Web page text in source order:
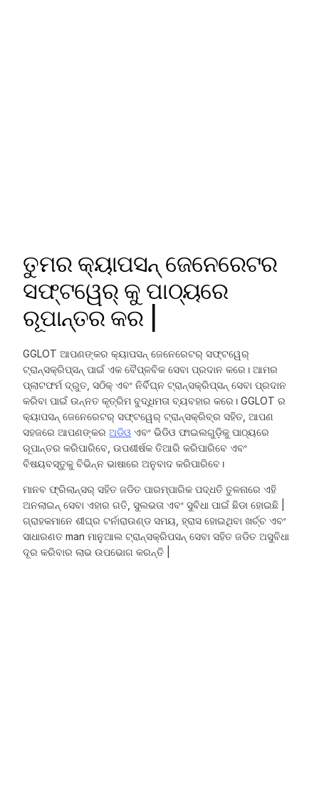
ତୁମର କ୍ୟାପସନ୍ ଜେନେରେଟର
ସଫ୍ଟୱେର୍ କୁ ପାଠ୍ୟରେ
ରୂପାନ୍ତର କର |
GGLOT ଆପଣଙ୍କରକ୍ୟାପସନ୍ ଜେନେରେଟର୍ ସଫ୍ଟୱେର୍
ଟ୍ରାନ୍ସକ୍ରିପ୍ସନ୍ ପାଇଁ ଏକ ବୈପ୍ଳବିକ ସେବା ପ୍ରଦାନ କରେ। ଆମର
ପ୍ଲାଟଫର୍ମ ଦ୍ରୁତ, ସଠିକ୍ ଏବଂ ନିର୍ବିଘ୍ନ ଟ୍ରାନ୍ସକ୍ରିପ୍ସନ୍ ସେବା ପ୍ରଦାନ
କରିବା ପାଇଁ ଉନ୍ନତ କୃତ୍ରିମ ବୁଦ୍ଧିମତା ବ୍ୟବହାର କରେ। GGLOT ର
କ୍ୟାପସନ୍ ଜେନେରେଟର୍ ସଫ୍ଟୱେର୍ ଟ୍ରାନ୍ସକ୍ରିବ୍ର ସହିତ, ଆପଣ
ସହଜରେ ଆପଣଙ୍କରଅଡିଓ ଏବଂ ଭିଡିଓ ଫାଇଲଗୁଡ଼ିକୁ ପାଠ୍ୟରେ
ରୂପାନ୍ତର କରିପାରିବେ, ଉପଶୀର୍ଷକ ତିଆରି କରିପାରିବେ ଏବଂ
ବିଷୟବସ୍ତୁକୁ ବିଭିନ୍ନ ଭାଷାରେ ଅନୁବାଦ କରିପାରିବେ।
ମାନବ ଫ୍ରିଲାନ୍ସର୍ ସହିତ ଜଡିତ ପାରମ୍ପାରିକ ପଦ୍ଧତି ତୁଳନାରେ ଏହି
ଅନଲାଇନ୍ ସେବା ଏହାର ଗତି, ସୁଲଭତା ଏବଂ ସୁବିଧା ପାଇଁ ଛିଡା ହୋଇଛି |
ଗ୍ରାହକମାନେ ଶୀଘ୍ର ଟର୍ନାରାଉଣ୍ଡ ସମୟ, ହ୍ରାସ ହୋଇଥିବା ଖର୍ଚ୍ଚ ଏବଂ
ସାଧାରଣତ man ମାନୁଆଲ ଟ୍ରାନ୍ସକ୍ରିପସନ୍ ସେବା ସହିତ ଜଡିତ ଅସୁବିଧା
ଦୂର କରିବାର ଲାଭ ଉପଭୋଗ କରନ୍ତି |